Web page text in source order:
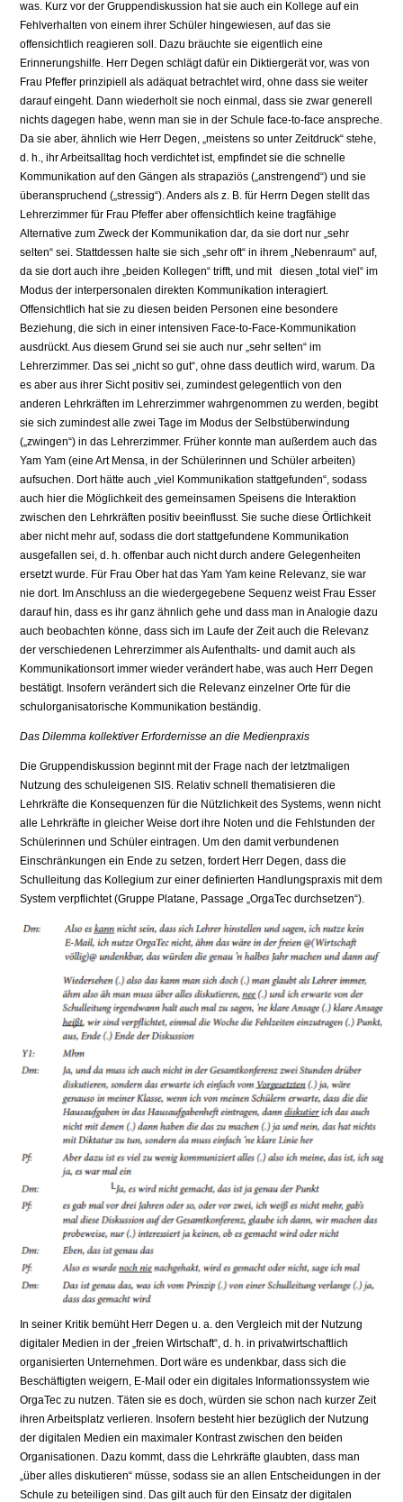
was. Kurz vor der Gruppendiskussion hat sie auch ein Kollege auf ein
Fehlverhalten von einem ihrer Schüler hingewiesen, auf das sie
offensichtlich reagieren soll. Dazu bräuchte sie eigentlich eine
Erinnerungshilfe. Herr Degen schlägt dafür ein Diktiergerät vor, was von
Frau Pfeffer prinzipiell als adäquat betrachtet wird, ohne dass sie weiter
darauf eingeht. Dann wiederholt sie noch einmal, dass sie zwar generell
nichts dagegen habe, wenn man sie in der Schule face-to-face anspreche.
Da sie aber, ähnlich wie Herr Degen, „meistens so unter Zeitdruck“ stehe,
d. h., ihr Arbeitsalltag hoch verdichtet ist, empfindet sie die schnelle
Kommunikation auf den Gängen als strapaziös („anstrengend“) und sie
überanspruchend („stressig“). Anders als z. B. für Herrn Degen stellt das
Lehrerzimmer für Frau Pfeffer aber offensichtlich keine tragfähige
Alternative zum Zweck der Kommunikation dar, da sie dort nur „sehr
selten“ sei. Stattdessen halte sie sich „sehr oft“ in ihrem „Nebenraum“ auf,
da sie dort auch ihre „beiden Kollegen“ trifft, und mit diesen „total viel“ im
Modus der interpersonalen direkten Kommunikation interagiert.
Offensichtlich hat sie zu diesen beiden Personen eine besondere
Beziehung, die sich in einer intensiven Face-to-Face-Kommunikation
ausdrückt. Aus diesem Grund sei sie auch nur „sehr selten“ im
Lehrerzimmer. Das sei „nicht so gut“, ohne dass deutlich wird, warum. Da
es aber aus ihrer Sicht positiv sei, zumindest gelegentlich von den
anderen Lehrkräften im Lehrerzimmer wahrgenommen zu werden, begibt
sie sich zumindest alle zwei Tage im Modus der Selbstüberwindung
(„zwingen“) in das Lehrerzimmer. Früher konnte man außerdem auch das
Yam Yam (eine Art Mensa, in der Schülerinnen und Schüler arbeiten)
aufsuchen. Dort hätte auch „viel Kommunikation stattgefunden“, sodass
auch hier die Möglichkeit des gemeinsamen Speisens die Interaktion
zwischen den Lehrkräften positiv beeinflusst. Sie suche diese Örtlichkeit
aber nicht mehr auf, sodass die dort stattgefundene Kommunikation
ausgefallen sei, d. h. offenbar auch nicht durch andere Gelegenheiten
ersetzt wurde. Für Frau Ober hat das Yam Yam keine Relevanz, sie war
nie dort. Im Anschluss an die wiedergegebene Sequenz weist Frau Esser
darauf hin, dass es ihr ganz ähnlich gehe und dass man in Analogie dazu
auch beobachten könne, dass sich im Laufe der Zeit auch die Relevanz
der verschiedenen Lehrerzimmer als Aufenthalts- und damit auch als
Kommunikationsort immer wieder verändert habe, was auch Herr Degen
bestätigt. Insofern verändert sich die Relevanz einzelner Orte für die
schulorganisatorische Kommunikation beständig.
Das Dilemma kollektiver Erfordernisse an die Medienpraxis
Die Gruppendiskussion beginnt mit der Frage nach der letztmaligen
Nutzung des schuleigenen SIS. Relativ schnell thematisieren die
Lehrkräfte die Konsequenzen für die Nützlichkeit des Systems, wenn nicht
alle Lehrkräfte in gleicher Weise dort ihre Noten und die Fehlstunden der
Schülerinnen und Schüler eintragen. Um den damit verbundenen
Einschränkungen ein Ende zu setzen, fordert Herr Degen, dass die
Schulleitung das Kollegium zur einer definierten Handlungspraxis mit dem
System verpflichtet (Gruppe Platane, Passage „OrgaTec durchsetzen“).
In seiner Kritik bemüht Herr Degen u. a. den Vergleich mit der Nutzung
digitaler Medien in der „freien Wirtschaft“, d. h. in privatwirtschaftlich
organisierten Unternehmen. Dort wäre es undenkbar, dass sich die
Beschäftigten weigern, E-Mail oder ein digitales Informationssystem wie
OrgaTec zu nutzen. Täten sie es doch, würden sie schon nach kurzer Zeit
ihren Arbeitsplatz verlieren. Insofern besteht hier bezüglich der Nutzung
der digitalen Medien ein maximaler Kontrast zwischen den beiden
Organisationen. Dazu kommt, dass die Lehrkräfte glaubten, dass man
„über alles diskutieren“ müsse, sodass sie an allen Entscheidungen in der
Schule zu beteiligen sind. Das gilt auch für den Einsatz der digitalen